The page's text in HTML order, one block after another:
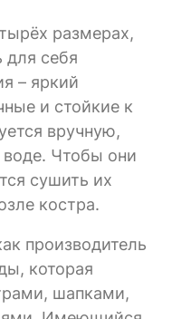
размерах,
для себя
– яркий
и стойкие к
вручную,
воде. Чтобы они
сушить их
костра.
производитель
которая
шапками,